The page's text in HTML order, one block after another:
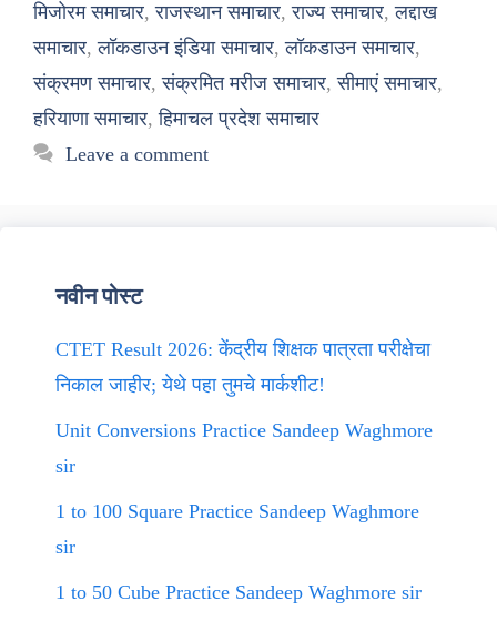
मिजोरम समाचार,राजस्थान समाचार,राज्य समाचार,लद्दाख
समाचार,लॉकडाउन इंडिया समाचार,लॉकडाउन समाचार,
संक्रमण समाचार,संक्रमित मरीज समाचार,सीमाएं समाचार,
हरियाणा समाचार,हिमाचल प्रदेश समाचार
Leave a comment
नवीन पोस्ट
CTET Result 2026: केंद्रीय शिक्षक पात्रता परीक्षेचा
निकाल जाहीर; येथे पहा तुमचे मार्कशीट!
Unit Conversions Practice Sandeep Waghmore
sir
1 to 100 Square Practice Sandeep Waghmore
sir
1 to 50 Cube Practice Sandeep Waghmore sir